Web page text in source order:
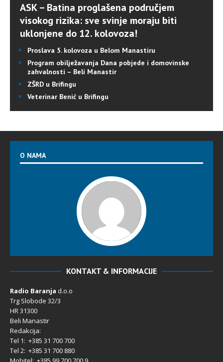
ASK – Batina proglašena područjem
visokog rizika: sve svinje moraju biti
uklonjene do 12. kolovoza!
Proslava 5. kolovoza u Belom Manastiru
Program obilježavanja Dana pobjede i domovinske
zahvalnosti – Beli Manastir
ZŠRD u Brifingu
Veterinar Benić u Brifingu
O NAMA
KONTAKT & INFORMACIJE
Radio Baranja d.o.o
Trg Slobode 32/3
HR 31300
Beli Manastir
Redakcija:
Tel 1: +385 31 700 700
Tel 2: +385 31 700 880